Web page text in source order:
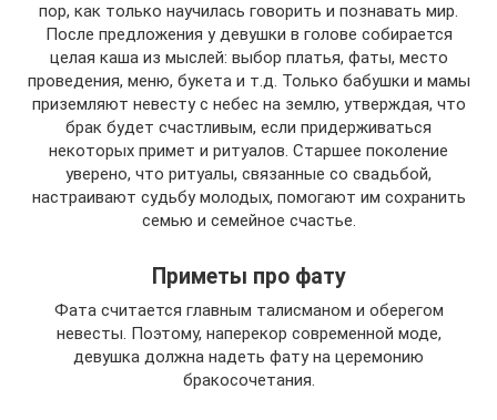
пор, как только научилась говорить и познавать мир.
После предложения у девушки в голове собирается
целая каша из мыслей: выбор платья, фаты, место
проведения, меню, букета и т.д. Только бабушки и мамы
приземляют невесту с небес на землю, утверждая, что
брак будет счастливым, если придерживаться
некоторых примет и ритуалов. Старшее поколение
уверено, что ритуалы, связанные со свадьбой,
настраивают судьбу молодых, помогают им сохранить
семью и семейное счастье.
Приметы про фату
Фата считается главным талисманом и оберегом
невесты. Поэтому, наперекор современной моде,
девушка должна надеть фату на церемонию
бракосочетания.